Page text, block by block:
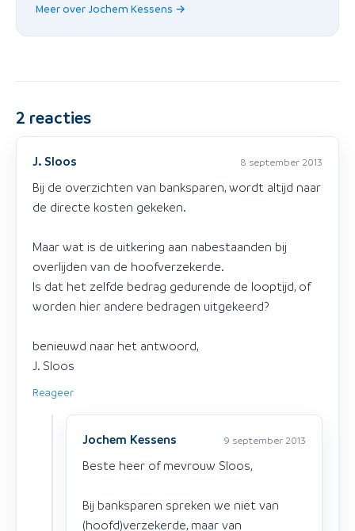
Meer over Jochem Kessens →
2 reacties
J. Sloos 8 september 2013
Bij de overzichten van banksparen, wordt altijd naar
de directe kosten gekeken.
Maar wat is de uitkering aan nabestaanden bij
overlijden van de hoofverzekerde.
Is dat het zelfde bedrag gedurende de looptijd, of
worden hier andere bedragen uitgekeerd?
benieuwd naar het antwoord,
J. Sloos
Reageer
Jochem Kessens 9 september 2013
Beste heer of mevrouw Sloos,
Bij banksparen spreken we niet van
(hoofd)verzekerde, maar van